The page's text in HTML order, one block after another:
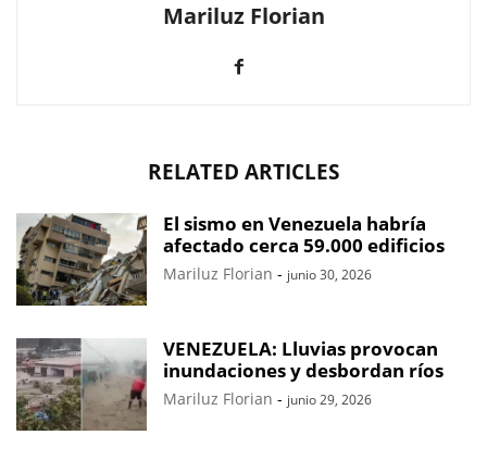
Mariluz Florian
RELATED ARTICLES
El sismo en Venezuela habría
afectado cerca 59.000 edificios
Mariluz Florian - junio 30, 2026
VENEZUELA: Lluvias provocan
inundaciones y desbordan ríos
Mariluz Florian - junio 29, 2026